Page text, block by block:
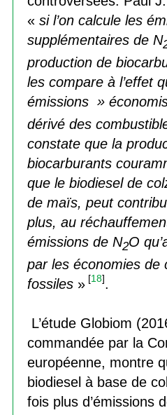
« si l’on calcule les
supplémentaires de N
production de
les compare à l’effet
émissions »
dérivé des
constate que la
biocarburants
que le biodiesel de
de maïs, peut
plus, au
émissions de N2O
par les économies de
fossiles» [18].
L’étude Globiom
commandée par la
européenne, montre
biodiesel à base de
fois plus d’émissions